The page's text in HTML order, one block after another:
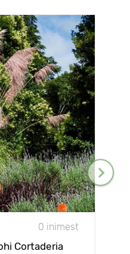
0 inimest
Cortaderia